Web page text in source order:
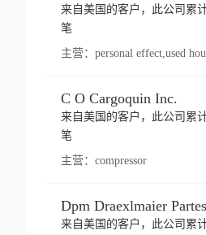
来自美国的客户，此公司累
笔
主营：
C O Cargoquin Inc.
来自美国的客户，此公司累
笔
主营： compressor
来自美国的客户，此公司累